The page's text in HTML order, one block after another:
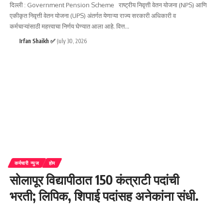
दिल्ली : Government Pension Scheme राष्ट्रीय निवृत्ती वेतन योजना (NPS) आणि
एकीकृत निवृत्ती वेतन योजना (UPS) अंतर्गत येणाऱ्या राज्य सरकारी अधिकारी व
कर्मचाऱ्यांसाठी महत्त्वाचा निर्णय घेण्यात आला आहे. वित्त…
Irfan Shaikh ✅ July 30, 2026
कर्मचारी न्युज होम
सोलापूर विद्यापीठात 150 कंत्राटी पदांची
भरती; लिपिक, शिपाई पदांसह अनेकांना संधी.